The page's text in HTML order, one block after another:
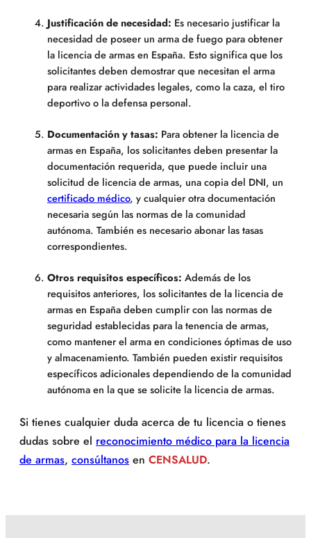
Justificación de necesidad: Es necesario justificar la
necesidad de poseer un arma de fuego para obtener
la licencia de armas en España. Esto significa que los
solicitantes deben demostrar que necesitan el arma
para realizar actividades legales, como la caza, el tiro
deportivo o la defensa personal.
Documentación y tasas: Para obtener la licencia de
armas en España, los solicitantes deben presentar la
documentación requerida, que puede incluir una
solicitud de licencia de armas, una copia del DNI, un
certificado médico, y cualquier otra documentación
necesaria según las normas de la comunidad
autónoma. También es necesario abonar las tasas
correspondientes.
Otros requisitos específicos: Además de los
requisitos anteriores, los solicitantes de la licencia de
armas en España deben cumplir con las normas de
seguridad establecidas para la tenencia de armas,
como mantener el arma en condiciones óptimas de uso
y almacenamiento. También pueden existir requisitos
específicos adicionales dependiendo de la comunidad
autónoma en la que se solicite la licencia de armas.
Si tienes cualquier duda acerca de tu licencia o tienes
dudas sobre el reconocimiento médico para la licencia
de armas, consúltanos en CENSALUD.